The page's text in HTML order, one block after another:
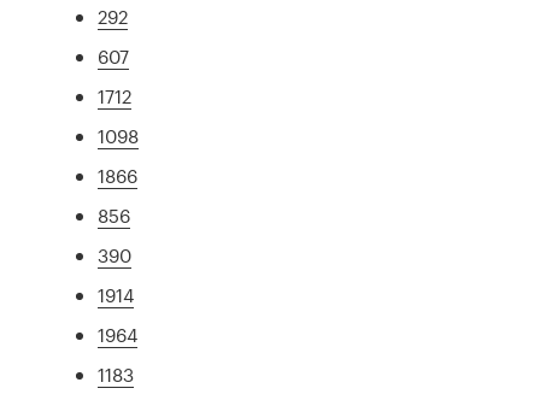
292
607
1712
1098
1866
856
390
1914
1964
1183